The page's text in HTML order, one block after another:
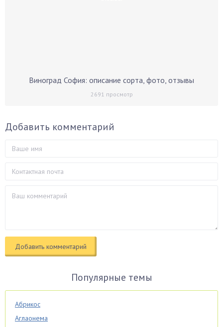
Виноград София: описание сорта, фото, отзывы
2691 просмотр
Добавить комментарий
Популярные темы
Абрикос
Аглаонема